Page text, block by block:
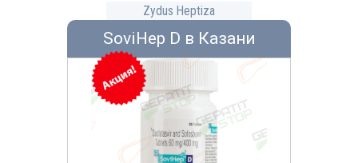
Zydus Heptiza
SoviHep D в Казани